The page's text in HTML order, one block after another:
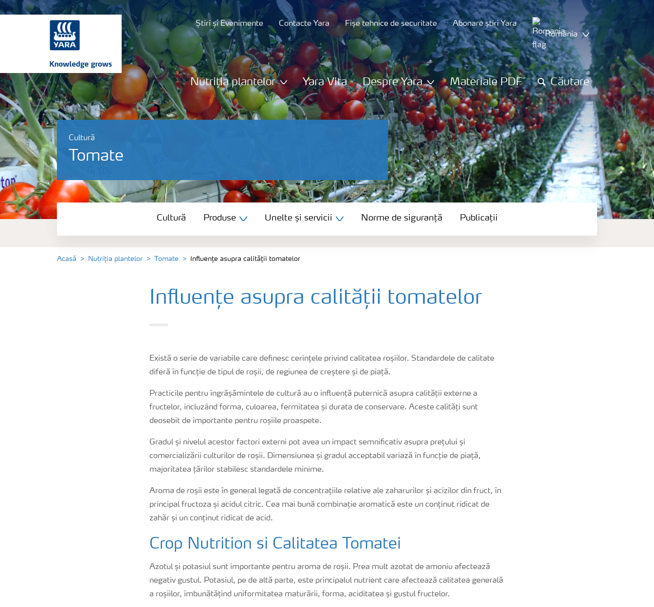
Știri și Evenimente Contacte Yara Fișe tehnice de securitate
Abonare știri Yara
România
Nutriția plantelor Yara Vita Despre Yara Materiale PDF Căutare
Cultură
Tomate
Cultură
Unelte și servicii
Cultură Produse Unelte și servicii Norme de siguranță Publicații
Acasă Nutriția plantelor Tomate Influențe asupra calității tomatelor
Influențe asupra calității tomatelor
Există o serie de variabile care definesc cerințele privind calitatea roșiilor. Standardele de calitate
diferă în funcție de tipul de roșii, de regiunea de creștere și de piață.
Practicile pentru îngrășămintele de cultură au o influență puternică asupra calității externe a
fructelor, incluzând forma, culoarea, fermitatea și durata de conservare. Aceste calități sunt
deosebit de importante pentru roșiile proaspete.
Gradul și nivelul acestor factori externi pot avea un impact semnificativ asupra prețului și
comercializării culturilor de roșii. Dimensiunea și gradul acceptabil variază în funcție de piață,
majoritatea țărilor stabilesc standardele minime.
Aroma de roșii este în general legată de concentrațiile relative ale zaharurilor și acizilor din fruct, în
principal fructoza și acidul citric. Cea mai bună combinație aromatică este un conținut ridicat de
zahăr și un conținut ridicat de acid.
Crop Nutrition si Calitatea Tomatei
Azotul și potasiul sunt importante pentru aroma de roșii. Prea mult azotat de amoniu afectează
negativ gustul. Potasiul, pe de altă parte, este principalul nutrient care afectează calitatea generală
a roșiilor, îmbunătățind uniformitatea maturării, forma, aciditatea și gustul fructelor.